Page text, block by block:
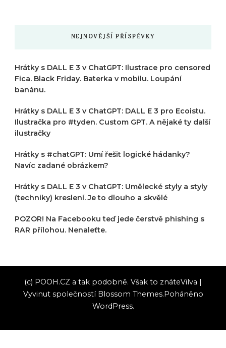
NEJNOVĚJŠÍ PŘÍSPĚVKY
Hrátky s DALL E 3 v ChatGPT: Ilustrace pro censored
Fica. Black Friday. Baterka v mobilu. Loupání
banánu.
Hrátky s DALL E 3 v ChatGPT: DALL E 3 pro Ecoistu.
Ilustračka pro #tyden. Custom GPT. A nějaké ty další
ilustračky
Hrátky s #chatGPT: Umí řešit logické hádanky?
Navíc zadané obrázkem?
Hrátky s DALL E 3 v ChatGPT: Umělecké styly a styly
(techniky) kreslení. Je to dlouho a skvělé
POZOR! Na Facebooku teď jede čerstvě phishing s
RAR přílohou. Nenaleťte.
(c) POOH.CZ a tak podobně. Však to znáteVilva |
Vyvinut společností Blossom Themes.Poháněno
WordPress.